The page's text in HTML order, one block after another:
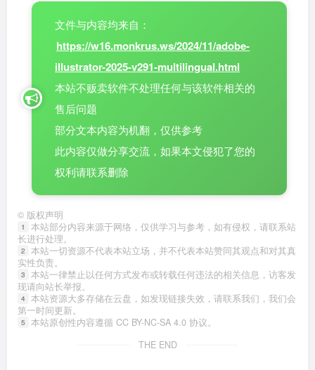
文件与内容均来自：
https://w16.monkrus.ws/2024/11/adobe-
illustrator-2025-v291-multilingual.html
本站不贩卖软件不处理任何与该软件相关的
售后问题
部分文本内容为机翻，仅供参考
此内容仅做分享交流，如果本文侵犯了您的
权利请联系删除
© 版权声明
1
本站部分内容来源于网络，仅供学习与参考，如有侵权，请联系站
长进行处理。
2
本站一切资源不代表本站立场，并不代表本站赞同其观点和对其真
实性负责。
3
本站一律禁止以任何方式发布或转载任何违法的相关信息，访客发
现请向站长举报。
4 本站资源大多存储在云盘，如发现链接失效，请联系我们，我们会
第一时间更新。
5
本站原创性内容遵循 CC BY-NC-SA 4.0 协议。
THE END